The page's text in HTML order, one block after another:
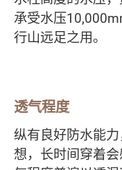
承受水压
行山远足之用。
透气程度
纵有良好防水能
想，长时间穿着